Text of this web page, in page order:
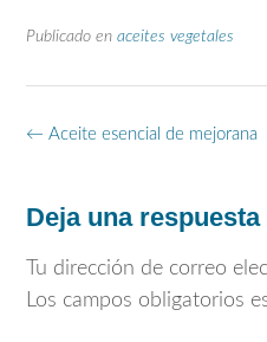
Publicado en aceites vegetales
Navegación
← Aceite esencial de mejorana
Deja una respuesta
Tu dirección de correo
Los campos obligatorios